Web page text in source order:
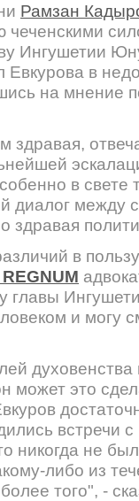
Рамзан
Ингушетии
в
на мнение
здравая,
в свете
диалог
здравая
в
главы
и могу
духовенства
может это
встречи
никогда не
либо из
того", -